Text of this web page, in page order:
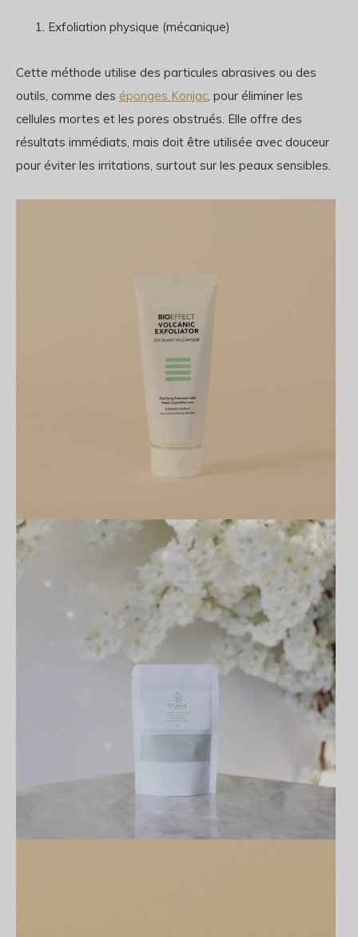
Exfoliation physique (mécanique)
Cette méthode utilise des particules abrasives ou des
outils, comme des éponges Konjac, pour éliminer les
cellules mortes et les pores obstrués. Elle offre des
résultats immédiats, mais doit être utilisée avec douceur
pour éviter les irritations, surtout sur les peaux sensibles.